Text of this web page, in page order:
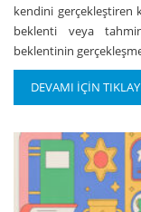
kendini gerçekleştiren
beklenti veya
beklentinin
DEVAMI İÇİN